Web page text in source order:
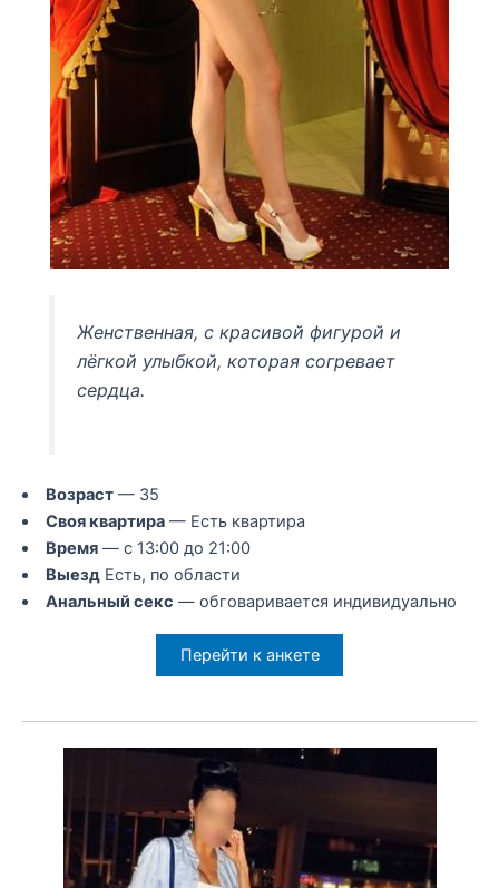
Женственная, с красивой фигурой и
лёгкой улыбкой, которая согревает
сердца.
Возраст— 35
Своя квартира— Есть квартира
Время— с 13:00 до 21:00
ВыездЕсть, по области
Анальный секс — обговаривается индивидуально
Перейти к анкете